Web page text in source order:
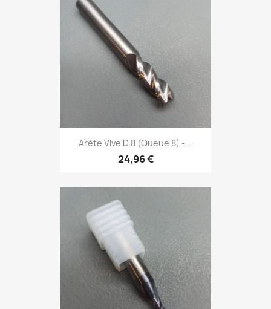
Arète Vive D.8 (Queue 8) -...
24,96 €